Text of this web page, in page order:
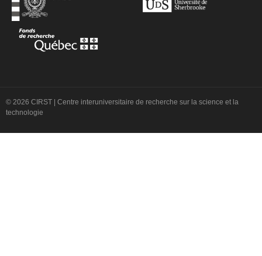
© 2026 CIRST | Centre interuniversitaire de recherche sur la science et la
technologie